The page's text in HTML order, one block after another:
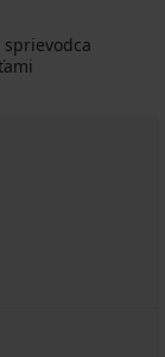
sprievodca